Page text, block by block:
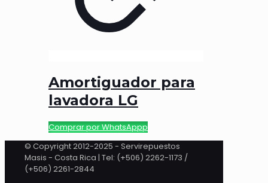
Amortiguador para
lavadora LG
Comprar por WhatsAppp
© Copyright 2012-2025 - Servirepuestos
Masis - Costa Rica | Tel: (+506) 2262-1173 /
(+506) 2261-2844